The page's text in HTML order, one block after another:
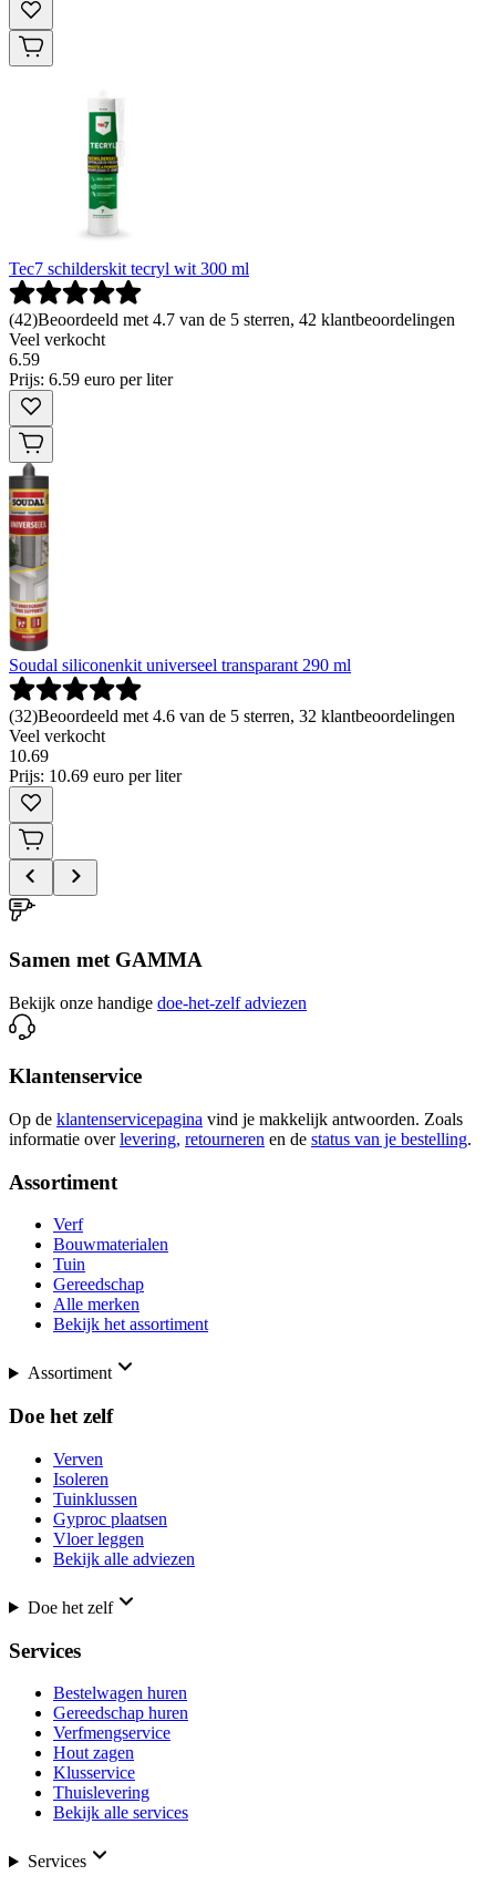
Tec7 schilderskit tecryl wit 300 ml
(42)Beoordeeld met 4.7 van de 5 sterren, 42 klantbeoordelingen
Veel verkocht
6.59
Prijs: 6.59 euro per liter
Soudal siliconenkit universeel transparant 290 ml
(32)Beoordeeld met 4.6 van de 5 sterren, 32 klantbeoordelingen
Veel verkocht
10.69
Prijs: 10.69 euro per liter
Samen met GAMMA
Bekijk onze handige doe-het-zelf adviezen
Klantenservice
Op de klantenservicepagina vind je makkelijk antwoorden. Zoals
informatie over levering, retourneren en de status van je bestelling.
Assortiment
Verf
Bouwmaterialen
Tuin
Gereedschap
Alle merken
Bekijk het assortiment
Assortiment
Doe het zelf
Verven
Isoleren
Tuinklussen
Gyproc plaatsen
Vloer leggen
Bekijk alle adviezen
Doe het zelf
Services
Bestelwagen huren
Gereedschap huren
Verfmengservice
Hout zagen
Klusservice
Thuislevering
Bekijk alle services
Services